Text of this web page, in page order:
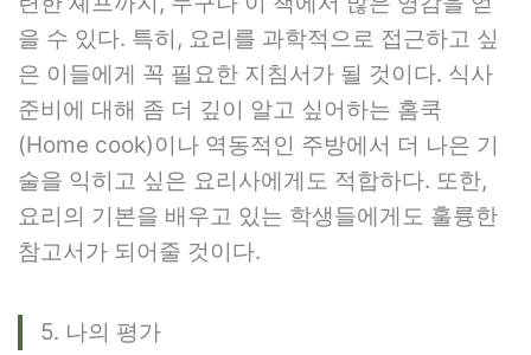
을 수 있다. 특히, 요리를 과학적으로 접근하고 싶
은 이들에게 꼭 필요한 지침서가 될 것이다. 식사
준비에 대해 좀 더 깊이 알고 싶어하는 홈쿡
(Home cook)이나 역동적인 주방에서 더 나은 기
술을 익히고 싶은 요리사에게도 적합하다. 또한,
요리의 기본을 배우고 있는 학생들에게도 훌륭한
참고서가 되어줄 것이다.
5. 나의 평가